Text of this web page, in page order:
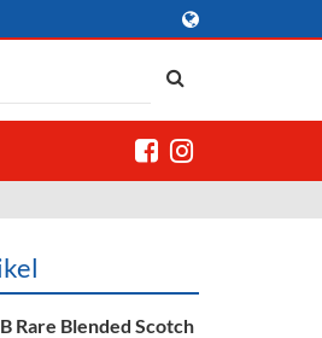
Rare Blended Scotch